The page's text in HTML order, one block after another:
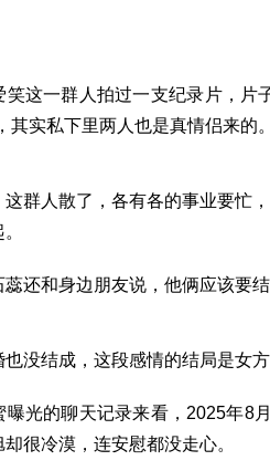
笑这一群人拍过一支纪录片，片
其实私下里两人也是真情侣来的。
这群人散了，各有各的事业要忙
还和身边朋友说，他俩应该要结
没结成，这段感情的结局是女
曝光的聊天记录来看，2025年8
很冷漠，连安慰都没走心。